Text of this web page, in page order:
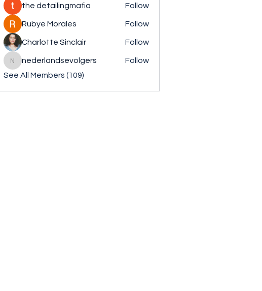
the detailingmafia Follow
Rubye Morales Follow
Charlotte Sinclair Follow
nederlandsevolgers
nederlandsevolgers
Follow
See All Members (109)